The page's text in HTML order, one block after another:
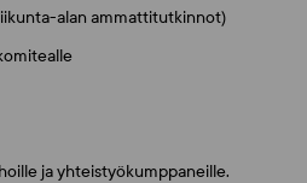
alan ammattitutkinnot)
ja yhteistyökumppaneille.